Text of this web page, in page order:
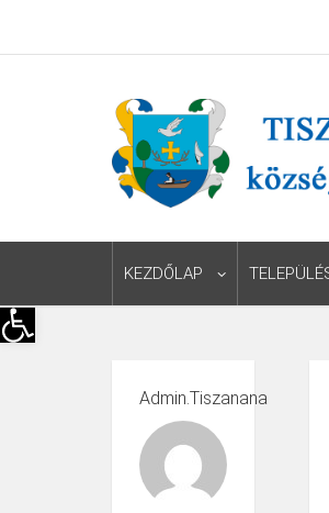
Eszköztár megnyitása
KEZDŐLAP
Admin.tiszanana